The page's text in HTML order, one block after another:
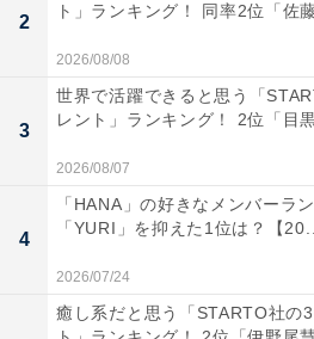
1位：橋本環奈
2
ト」ランキング！ 同率2位「佐
2026/08/08
3
世界で活躍できると思う「
レント」ランキング！ 2位「目
2026/08/07
4
「HANA」の好きなメンバーラ
「YURI」を抑えた1位は？【20...
2026/07/24
癒し系だと思う「STARTO社の